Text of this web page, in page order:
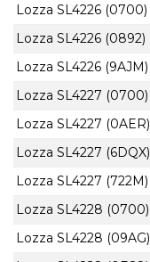
Lozza SL4226 (0700)
Lozza SL4226 (0892)
Lozza SL4226 (9AJM)
Lozza SL4227 (0700)
Lozza SL4227 (0AER)
Lozza SL4227 (6DQX)
Lozza SL4227 (722M)
Lozza SL4228 (0700)
Lozza SL4228 (09AG)